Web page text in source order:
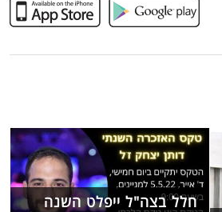
חלל בצה"ל ייפלט השנה